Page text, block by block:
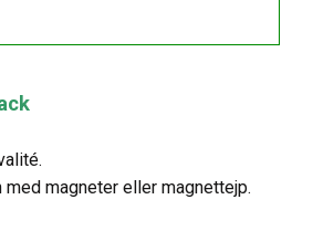
magneter eller magnettejp.